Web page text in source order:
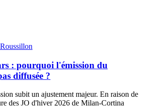
: pourquoi l'émission du
diffusée ?
subit un ajustement majeur. En raison de
des JO d'hiver 2026 de Milan-Cortina